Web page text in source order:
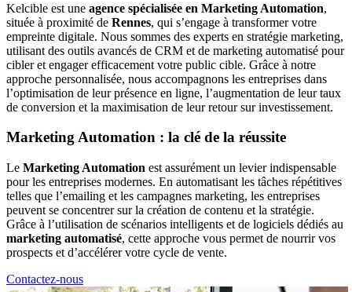
Kelcible est une agence spécialisée en Marketing Automation,
située à proximité de Rennes, qui s’engage à transformer votre
empreinte digitale. Nous sommes des experts en stratégie marketing,
utilisant des outils avancés de CRM et de marketing automatisé pour
cibler et engager efficacement votre public cible. Grâce à notre
approche personnalisée, nous accompagnons les entreprises dans
l’optimisation de leur présence en ligne, l’augmentation de leur taux
de conversion et la maximisation de leur retour sur investissement.
Marketing Automation : la clé de la réussite
Le Marketing Automation est assurément un levier indispensable
pour les entreprises modernes. En automatisant les tâches répétitives
telles que l’emailing et les campagnes marketing, les entreprises
peuvent se concentrer sur la création de contenu et la stratégie.
Grâce à l’utilisation de scénarios intelligents et de logiciels dédiés au
marketing automatisé, cette approche vous permet de nourrir vos
prospects et d’accélérer votre cycle de vente.
Contactez-nous